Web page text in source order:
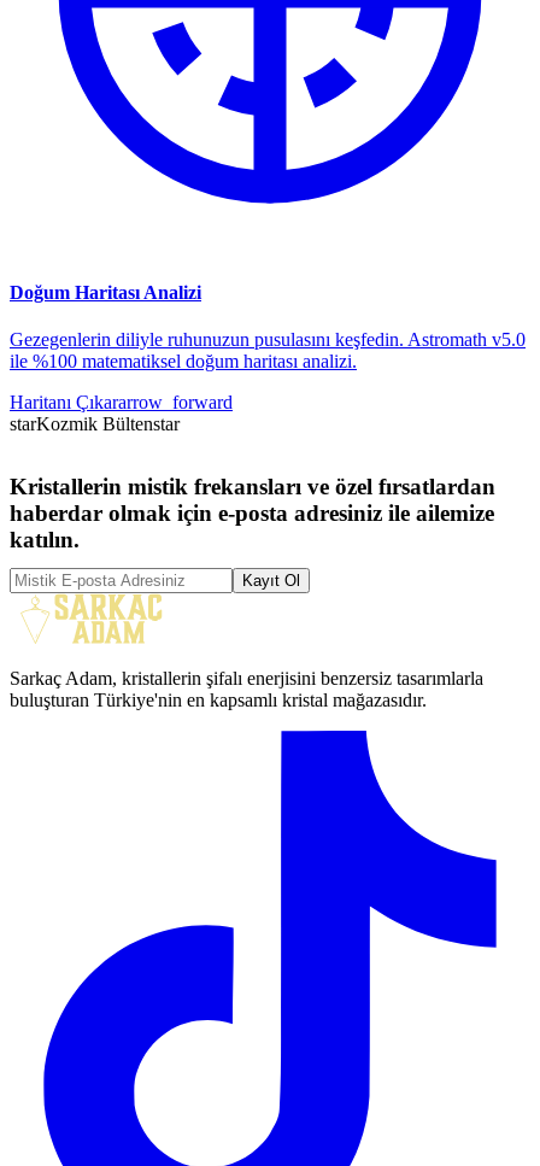
Doğum Haritası Analizi
Gezegenlerin diliyle ruhunuzun pusulasını keşfedin. Astromath v5.0
ile %100 matematiksel doğum haritası analizi.
Haritanı Çıkararrow_forward
starKozmik Bültenstar
Kristallerin mistik frekansları ve özel fırsatlardan
haberdar olmak için e-posta adresiniz ile ailemize
katılın.
Kayıt Ol
Sarkaç Adam, kristallerin şifalı enerjisini benzersiz tasarımlarla
buluşturan Türkiye'nin en kapsamlı kristal mağazasıdır.